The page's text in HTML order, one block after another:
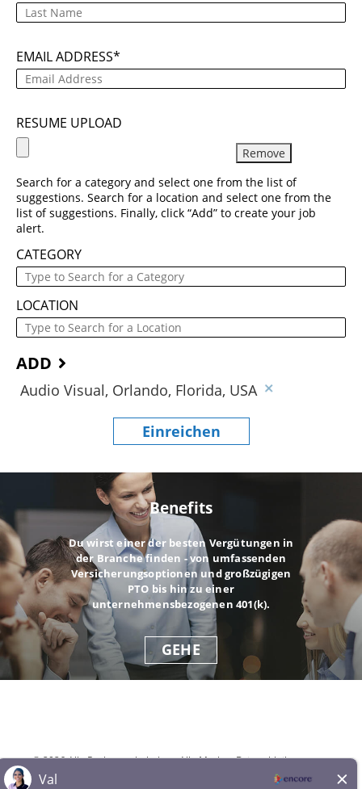
EMAIL ADDRESS
RESUME UPLOAD
Remove
Search for a category and select one from the list of
suggestions. Search for a location and select one from the
list of suggestions. Finally, click “Add” to create your job
alert.
CATEGORY
LOCATION
ADD
Audio Visual, Orlando, Florida, USA
Einreichen
Benefits
Du wirst einer der besten Vergütungen in
der Branche finden - von umfassenden
Versicherungsoptionen und großzügigen
PTO bis hin zu einer
unternehmensbezogenen 401(k).
GEHE
© 2026 Alle Rechte vorbehalten. Alle Marken Dritter bleiben
Eigentum der jeweiligen Inhaber. Alle qualifizierten Bewerber